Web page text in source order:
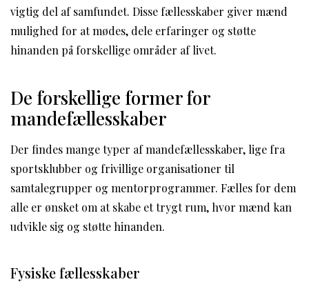
vigtig del af samfundet. Disse fællesskaber giver mænd
mulighed for at mødes, dele erfaringer og støtte
hinanden på forskellige områder af livet.
De forskellige former for
mandefællesskaber
Der findes mange typer af mandefællesskaber, lige fra
sportsklubber og frivillige organisationer til
samtalegrupper og mentorprogrammer. Fælles for dem
alle er ønsket om at skabe et trygt rum, hvor mænd kan
udvikle sig og støtte hinanden.
Fysiske fællesskaber